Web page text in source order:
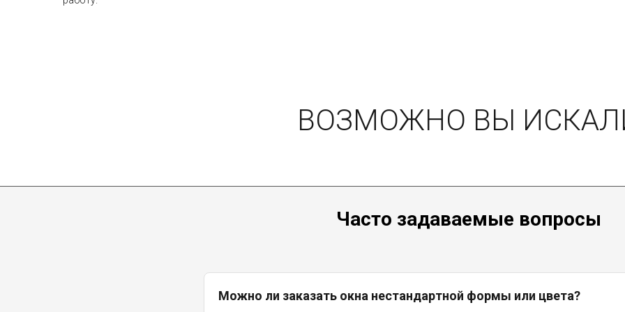
ВОЗМОЖНО ВЫ
Часто задаваемые вопросы
Можно ли заказать окна нестандартной формы или цвета?